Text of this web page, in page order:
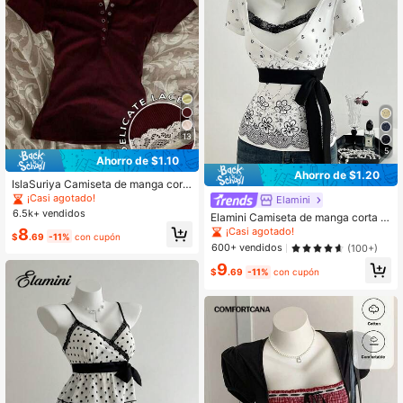
13
Ahorro de $1.10
IslaSuriya Camiseta de manga cort
a con diseño de botones y ribete de
encaje para mujer
¡Casi agotado!
6.5k+ vendidos
$8.69 -11% con cupón
5
Ahorro de $1.20
Elamini
Elamini Camiseta de manga corta aj
ustada con estampado de vacacion
es de verano, parche de encaje y d
ecoración de lazo para mujer
¡Casi agotado!
600+ vendidos
(100+)
$9.69 -11% con cupón